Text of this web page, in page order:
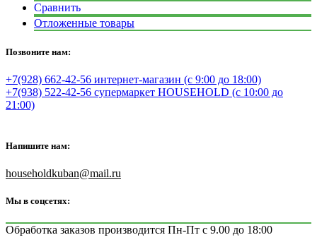
Сравнить
Отложенные товары
Позвоните нам:
+7(928) 662-42-56 интернет-магазин (с 9:00 до 18:00)
+7(938) 522-42-56 супермаркет HOUSEHOLD (с 10:00 до
21:00)
Напишите нам:
householdkuban@mail.ru
Мы в соцсетях:
Обработка заказов производится Пн-Пт с 9.00 до 18:00